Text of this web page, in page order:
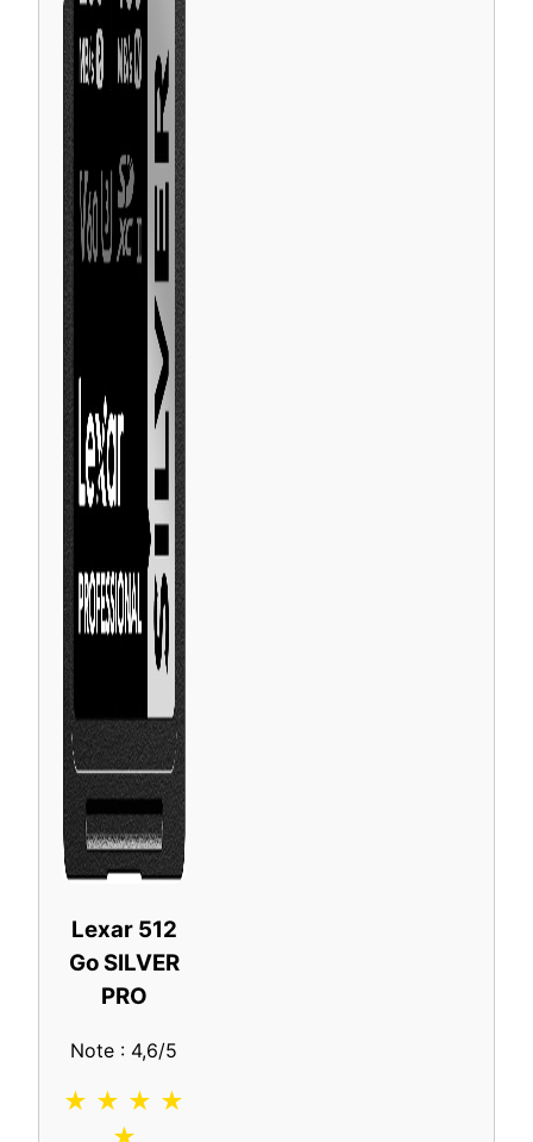
Lexar 512
Go SILVER
PRO
Note : 4,6/5
★ ★ ★ ★